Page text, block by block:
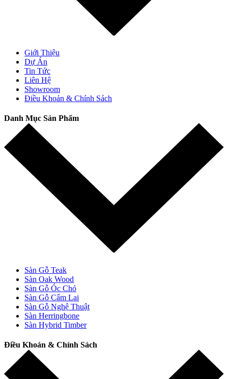
Giới Thiệu
Dự Án
Tin Tức
Liên Hệ
Showroom
Điều Khoản & Chính Sách
Danh Mục Sản Phẩm
Sàn Gỗ Teak
Sàn Oak Wood
Sàn Gỗ Óc Chó
Sàn Gỗ Cẩm Lai
Sàn Gỗ Nghệ Thuật
Sàn Herringbone
Sàn Hybrid Timber
Điều Khoản & Chính Sách